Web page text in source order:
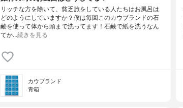
リッチな方を除いて、貧乏旅をしている人たちはお風呂は
どのようにしていますか？僕は毎回このカウブランドの石
鹸を使って体から頭まで洗ってます！石鹸で紙を洗うなん
てか…続きを見る
カウブランド
青箱